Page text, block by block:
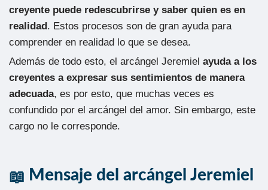
creyente puede redescubrirse y saber quien es en
realidad. Estos procesos son de gran ayuda para
comprender en realidad lo que se desea.
Además de todo esto, el arcángel Jeremiel ayuda a los
creyentes a expresar sus sentimientos de manera
adecuada, es por esto, que muchas veces es
confundido por el arcángel del amor. Sin embargo, este
cargo no le corresponde.
Mensaje del arcángel Jeremiel